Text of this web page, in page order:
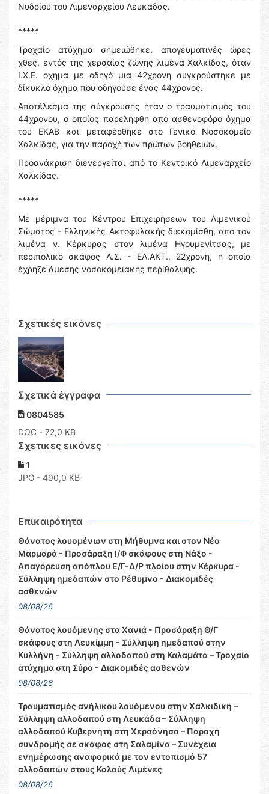
Νυδρίου του Λιμεναρχείου Λευκάδας.
*****
Τροχαίο ατύχημα σημειώθηκε, απογευματινές ώρες
χθες, εντός της χερσαίας ζώνης λιμένα Χαλκίδας, όταν
Ι.Χ.Ε. όχημα με οδηγό μια 42χρονη συγκρούστηκε με
δίκυκλο όχημα που οδηγούσε ένας 44χρονος.
Αποτέλεσμα της σύγκρουσης ήταν ο τραυματισμός του
44χρονου, ο οποίος παρελήφθη από ασθενοφόρο όχημα
του ΕΚΑΒ και μεταφέρθηκε στο Γενικό Νοσοκομείο
Χαλκίδας, για την παροχή των πρώτων βοηθειών.
Προανάκριση διενεργείται από το Κεντρικό Λιμεναρχείο
Χαλκίδας.
*****
Με μέριμνα του Κέντρου Επιχειρήσεων του Λιμενικού
Σώματος - Ελληνικής Ακτοφυλακής διεκομίσθη, από τον
λιμένα ν. Κέρκυρας στον λιμένα Ηγουμενίτσας, με
περιπολικό σκάφος Λ.Σ. - ΕΛ.ΑΚΤ., 22χρονη, η οποία
έχρηζε άμεσης νοσοκομειακής περίθαλψης.
Σχετικές εικόνες
Σχετικά έγγραφα
0804585
DOC - 72,0 KB
Σχετικες εικόνες
1
JPG - 490,0 KB
Επικαιρότητα
Θάνατος λουομένων στη Μήθυμνα και στον Νέο
Μαρμαρά - Προσάραξη Ι/Φ σκάφους στη Νάξο -
Απαγόρευση απόπλου Ε/Γ-Δ/Ρ πλοίου στην Κέρκυρα -
Σύλληψη ημεδαπών στο Ρέθυμνο - Διακομιδές
ασθενών
08/08/26
Θάνατος λουόμενης στα Χανιά - Προσάραξη Θ/Γ
σκάφους στη Λευκίμμη - Σύλληψη ημεδαπού στην
Κυλλήνη - Σύλληψη αλλοδαπού στη Καλαμάτα – Τροχαίο
ατύχημα στη Σύρο - Διακομιδές ασθενών
08/08/26
Τραυματισμός ανήλικου λουόμενου στην Χαλκιδική –
Σύλληψη αλλοδαπού στη Λευκάδα – Σύλληψη
αλλοδαπού Κυβερνήτη στη Χερσόνησο – Παροχή
συνδρομής σε σκάφος στη Σαλαμίνα – Συνέχεια
ενημέρωσης αναφορικά με τον εντοπισμό 57
αλλοδαπών στους Καλούς Λιμένες
08/08/26